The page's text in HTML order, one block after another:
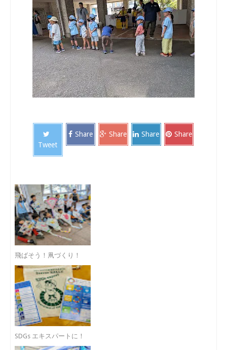
Tweet
Share Share Share Share
飛ばそう！凧づくり！
SDGs エキスパートに！